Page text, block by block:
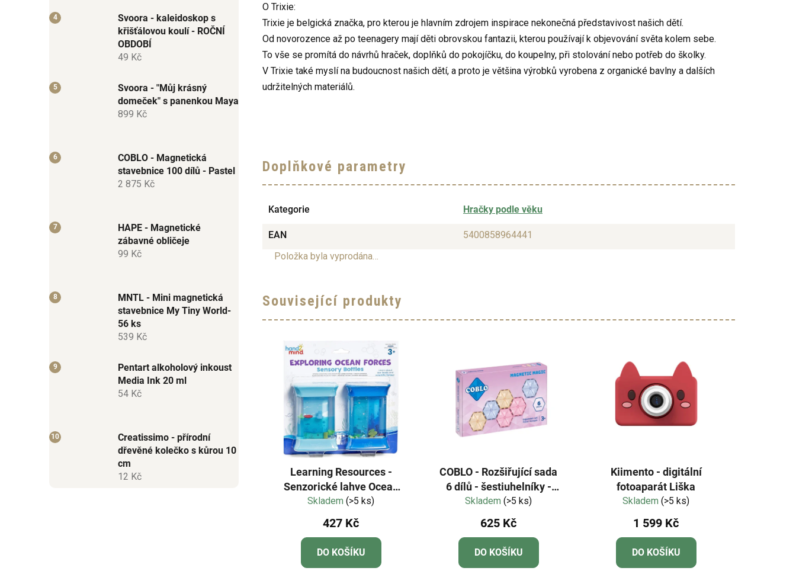
Svoora - kaleidoskop s
křišťálovou koulí - ROČNÍ
OBDOBÍ
49 Kč
Svoora - "Můj krásný
domeček" s panenkou Maya
899 Kč
COBLO - Magnetická
stavebnice 100 dílů - Pastel
2 875 Kč
HAPE - Magnetické
zábavné obličeje
99 Kč
MNTL - Mini magnetická
stavebnice My Tiny World-
56 ks
539 Kč
Pentart alkoholový inkoust
Media Ink 20 ml
54 Kč
Creatissimo - přírodní
dřevěné kolečko s kůrou 10
cm
12 Kč
O Trixie:
Trixie je belgická značka, pro kterou je hlavním zdrojem inspirace nekonečná představivost našich dětí.
Od novorozence až po teenagery mají děti obrovskou fantazii, kterou používají k objevování světa kolem sebe.
To vše se promítá do návrhů hraček, doplňků do pokojíčku, do koupelny, při stolování nebo potřeb do školky.
V Trixie také myslí na budoucnost našich dětí, a proto je většina výrobků vyrobena z organické bavlny a dalších
udržitelných materiálů.
Doplňkové parametry
Kategorie Hračky podle věku
EAN
5400858964441
Položka byla vyprodána…
Související produkty
Learning Resources -
Senzorické lahve Ocean
Forces
Skladem(>5 ks)
427 Kč
DO KOŠÍKU
COBLO - Rozšiřující sada
6 dílů - šestiuhelníky -
Pastel
Skladem(>5 ks)
625 Kč
DO KOŠÍKU
Kiimento - digitální
fotoaparát Liška
Skladem(>5 ks)
1 599 Kč
DO KOŠÍKU